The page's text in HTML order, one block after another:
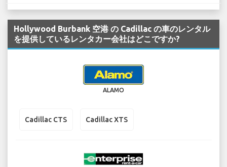
Hollywood Burbank 空港 の Cadillac の車のレンタル
を提供しているレンタカー会社はどこですか?
ALAMO
Cadillac CTS Cadillac XTS